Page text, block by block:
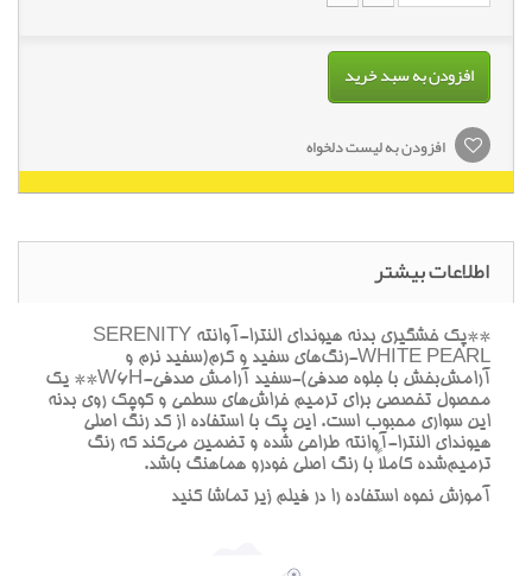
افزودن به سبد خرید
افزودن به لیست دلخواه
اطلاعات بیشتر
**پک خشگيري بدنه هيونداي النترا-آوانته SERENITY
WHITE PEARL-رنگ‌هاي سفيد و کرم(سفيد نرم و
آرامش‌بخش با جلوه صدفي)-سفيد آرامش صدفي-W6H** يک
محصول تخصصي براي ترميم خراش‌هاي سطحي و کوچک روي بدنه
اين سواري محبوب است. اين پک با استفاده از کد رنگ اصلي
هيونداي النترا-آوانته طراحي شده و تضمين مي‌کند که رنگ
ترميم‌شده کاملاً با رنگ اصلي خودرو هماهنگ باشد.
آموزش نحوه استفاده را در فيلم زير تماشا کنيد